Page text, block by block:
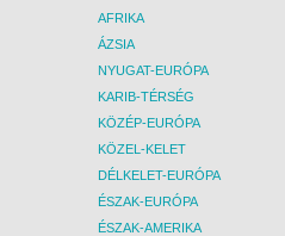
AFRIKA
ÁZSIA
NYUGAT-EURÓPA
KARIB-TÉRSÉG
KÖZÉP-EURÓPA
KÖZEL-KELET
DÉLKELET-EURÓPA
ÉSZAK-EURÓPA
ÉSZAK-AMERIKA